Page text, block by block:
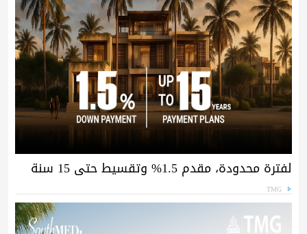
لفترة محدودة، مقدم 1.5% وتقسيط حتى 15 سنة
TMG